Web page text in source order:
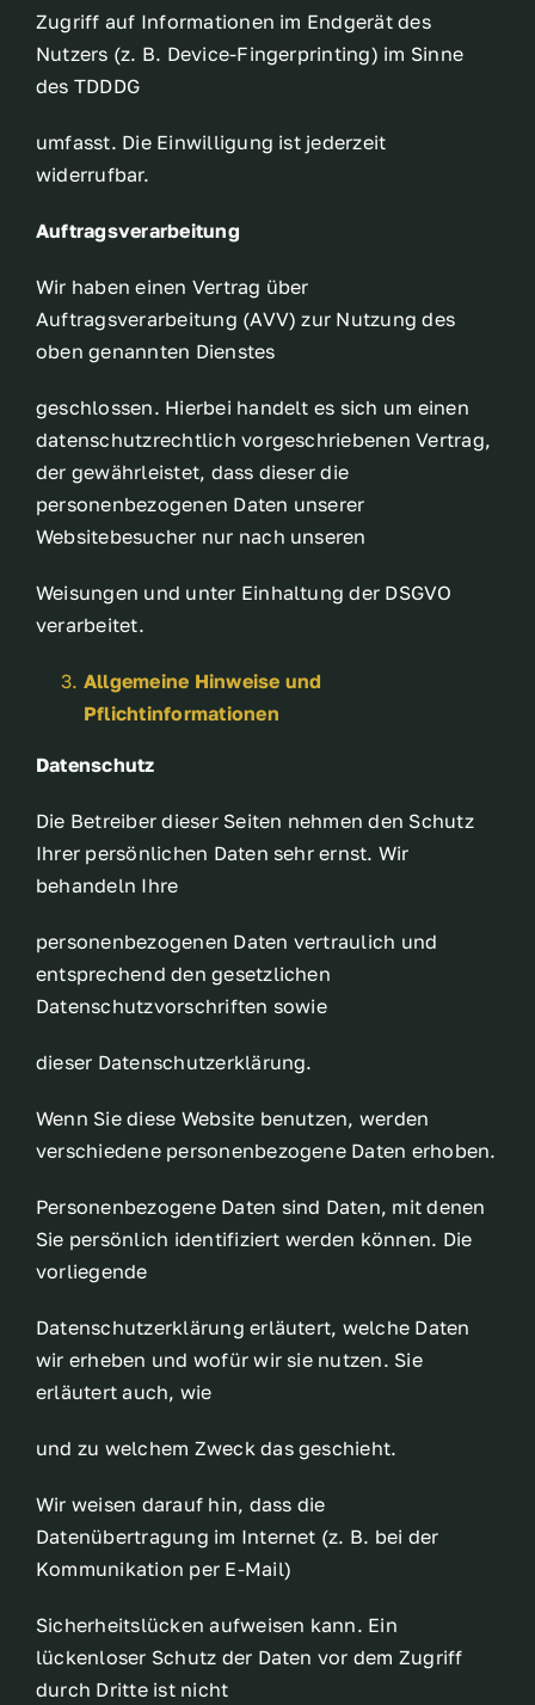
Zugriff auf Informationen im Endgerät des
Nutzers (z. B. Device-Fingerprinting) im Sinne
des TDDDG
umfasst. Die Einwilligung ist jederzeit
widerrufbar.
Auftragsverarbeitung
Wir haben einen Vertrag über
Auftragsverarbeitung (AVV) zur Nutzung des
oben genannten Dienstes
geschlossen. Hierbei handelt es sich um einen
datenschutzrechtlich vorgeschriebenen Vertrag,
der gewährleistet, dass dieser die
personenbezogenen Daten unserer
Websitebesucher nur nach unseren
Weisungen und unter Einhaltung der DSGVO
verarbeitet.
Allgemeine Hinweise und
Pflichtinformationen
Datenschutz
Die Betreiber dieser Seiten nehmen den Schutz
Ihrer persönlichen Daten sehr ernst. Wir
behandeln Ihre
personenbezogenen Daten vertraulich und
entsprechend den gesetzlichen
Datenschutzvorschriften sowie
dieser Datenschutzerklärung.
Wenn Sie diese Website benutzen, werden
verschiedene personenbezogene Daten erhoben.
Personenbezogene Daten sind Daten, mit denen
Sie persönlich identifiziert werden können. Die
vorliegende
Datenschutzerklärung erläutert, welche Daten
wir erheben und wofür wir sie nutzen. Sie
erläutert auch, wie
und zu welchem Zweck das geschieht.
Wir weisen darauf hin, dass die
Datenübertragung im Internet (z. B. bei der
Kommunikation per E-Mail)
Sicherheitslücken aufweisen kann. Ein
lückenloser Schutz der Daten vor dem Zugriff
durch Dritte ist nicht